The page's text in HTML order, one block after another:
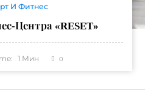
И Фитнес
Центра «RESET»
1 Мин 0